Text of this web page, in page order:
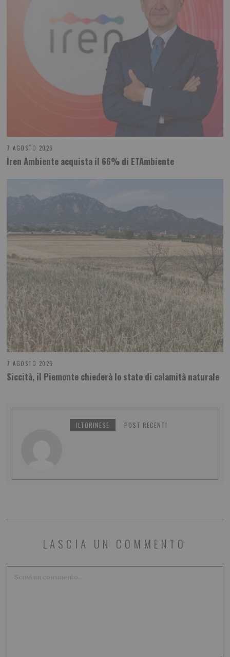
7 AGOSTO 2026
Iren Ambiente acquista il 66% di ETAmbiente
7 AGOSTO 2026
Siccità, il Piemonte chiederà lo stato di calamità naturale
ILTORINESE POST RECENTI
LASCIA UN COMMENTO